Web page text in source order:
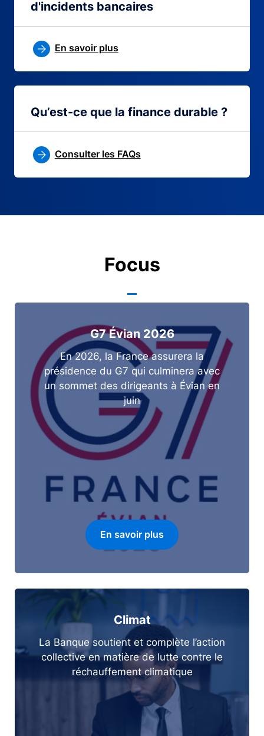
d'incidents bancaires
En savoir plus
Qu’est-ce que la finance durable ?
Consulter les FAQs
Focus
G7 Évian 2026
En 2026, la France assurera la
présidence du G7 qui culminera avec
un sommet des dirigeants à Évian en
juin
En savoir plus
Climat
La Banque soutient et complète l’action
collective en matière de lutte contre le
réchauffement climatique